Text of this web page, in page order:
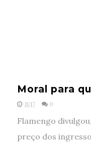
Moral para
11:17 0
Flamengo
preço dos